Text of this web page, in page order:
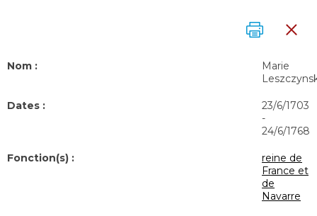
Nom :
Marie
Dates :
23/6/1703
-
24/6/1768
Fonction(s) :
reine de
France et
de
Navarre